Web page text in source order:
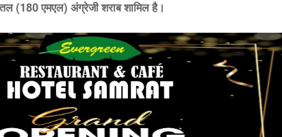
(180 एमएल) अंग्रेजी शराब शामिल है।